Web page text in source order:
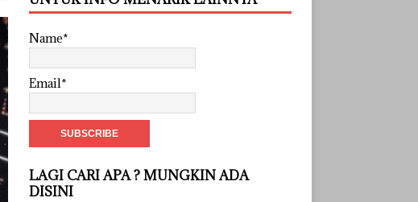
Name*
Email*
LAGI CARI APA ? MUNGKIN ADA
DISINI